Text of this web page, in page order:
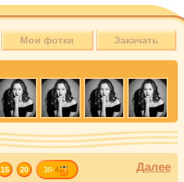
Мои фотки Закачать
Далее
15 20 30-4